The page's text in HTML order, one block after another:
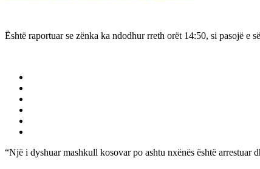
Është raportuar se zënka ka ndodhur rreth orët 14:50, si pasojë e
“Një i dyshuar mashkull kosovar po ashtu nxënës është